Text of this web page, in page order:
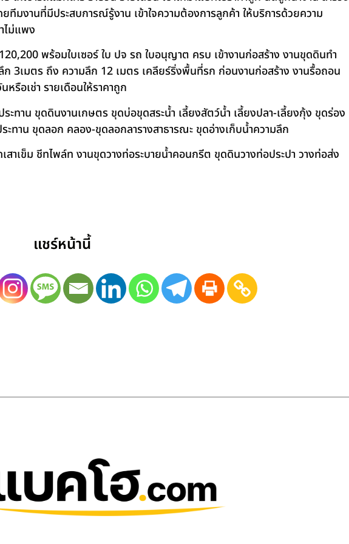
ทีมงานที่มีประสบการณ์รู้งาน เข้าใจความต้องการลูกค้า ให้บริการด้วยความ
ไม่แพง
พร้อมใบเซอร์ ใบ ปจ รถ ใบอนุญาต ครบ เข้างานก่อสร้าง งานขุดดินทำ
ก 3เมตร ถึง ความลึก 12 เมตร เคลียร์ริ่งพื้นที่รก ก่อนงานก่อสร้าง งานรื้อถอน
รือเช่า รายเดือนให้ราคาถูก
ะทาน ขุดดินงานเกษตร ขุดบ่อขุดสระน้ำ เลี้ยงสัตว์น้ำ เลี้ยงปลา-เลี้ยงกุ้ง ขุดร่อง
ทาน ขุดลอก คลอง-ขุดลอกลารางสาธารณะ ขุดอ่างเก็บน้ำความลึก
าเข็ม ชีทไพล์ท งานขุดวางท่อระบายน้ำคอนกรีต ขุดดินวางท่อประปา วางท่อส่ง
แชร์หน้านี้